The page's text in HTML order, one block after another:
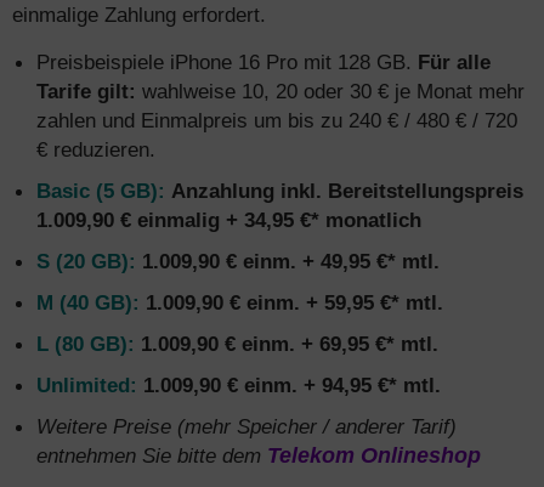
einmalige Zahlung erfordert.
Preisbeispiele iPhone 16 Pro mit 128 GB. Für alle
Tarife gilt: wahlweise 10, 20 oder 30 € je Monat mehr
zahlen und Einmalpreis um bis zu 240 € / 480 € / 720
€ reduzieren.
Basic (5 GB): Anzahlung inkl. Bereitstellungspreis
1.009,90 € einmalig + 34,95 €* monatlich
S (20 GB): 1.009,90 € einm. + 49,95 €* mtl.
M (40 GB): 1.009,90 € einm. + 59,95 €* mtl.
L (80 GB): 1.009,90 € einm. + 69,95 €* mtl.
Unlimited: 1.009,90 € einm. + 94,95 €* mtl.
Weitere Preise (mehr Speicher / anderer Tarif)
entnehmen Sie bitte dem Telekom Onlineshop